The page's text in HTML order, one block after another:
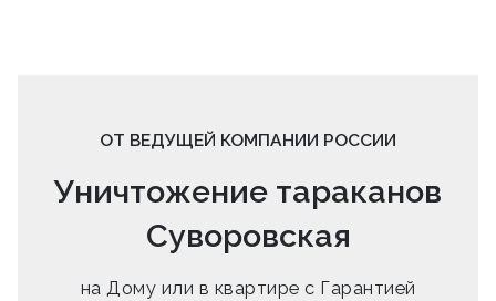
ОТ ВЕДУЩЕЙ КОМПАНИИ РОССИИ
Уничтожение тараканов
Суворовская
на Дому или в квартире с Гарантией